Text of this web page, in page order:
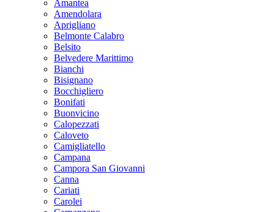
Amantea
Amendolara
Aprigliano
Belmonte Calabro
Belsito
Belvedere Marittimo
Bianchi
Bisignano
Bocchigliero
Bonifati
Buonvicino
Calopezzati
Caloveto
Camigliatello
Campana
Campora San Giovanni
Canna
Cariati
Carolei